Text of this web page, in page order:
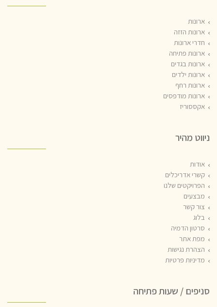
ארונות
ארונות הזזה
חדרי ארונות
ארונות פתיחה
ארונות בגדים
ארונות ילדים
ארונות רחף
ארונות מודפסים
אקססוריז
ניווט מהיר
אודות
קשרי אדריכלים
הפרויקטים שלנו
מבצעים
צור קשר
בלוג
סרטון הדמיה
מפת אתר
הצהרת נגישות
מדיניות פרטיות
סניפים / שעות פתיחה